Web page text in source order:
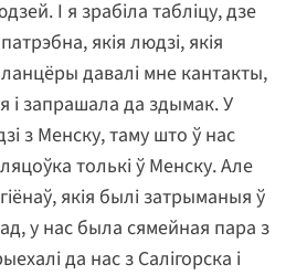
І я зрабіла табліцу, дзе
якія людзі, якія
давалі мне кантакты,
і запрашала да здымак. У
з Менску, таму што ў нас
толькі ў Менску. Але
якія былі затрыманыя ў
у нас была сямейная пара з
да нас з Салігорска і